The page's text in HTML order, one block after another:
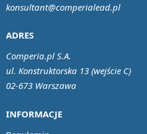
INFORMACJE
ADRES
Comperia.pl S.A.
ul. Konstruktorska 13 (wejście C)
02-673 Warszawa
konsultant@comperialead.pl